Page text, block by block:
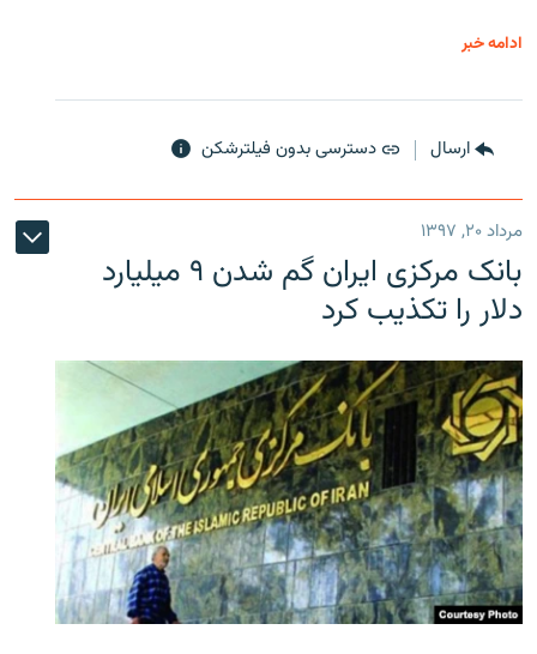
ادامه خبر
ارسال دسترسی بدون فیلترشکن
مرداد ۲۰, ۱۳۹۷
بانک مرکزی ایران گم شدن ۹ میلیارد
دلار را تکذیب کرد